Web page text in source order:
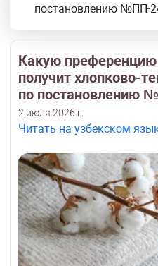
постановлению №ПП-
Какую
получит хлопково-
по постановлению
2 июля 2026 г.
Читать на узбекском